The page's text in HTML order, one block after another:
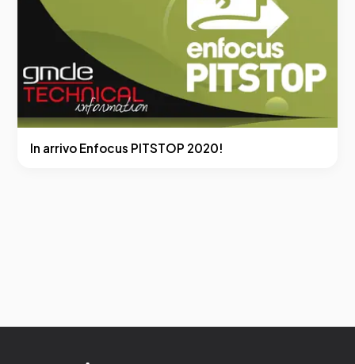
In arrivo Enfocus PITSTOP 2020!